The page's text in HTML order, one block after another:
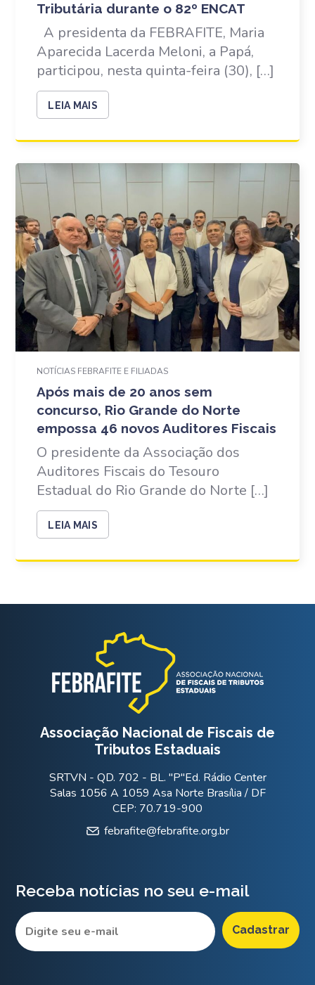
Tributária durante o 82º ENCAT
A presidenta da FEBRAFITE, Maria
Aparecida Lacerda Meloni, a Papá,
participou, nesta quinta-feira (30), […]
LEIA MAIS
NOTÍCIAS FEBRAFITE E FILIADAS
Após mais de 20 anos sem
concurso, Rio Grande do Norte
empossa 46 novos Auditores Fiscais
O presidente da Associação dos
Auditores Fiscais do Tesouro
Estadual do Rio Grande do Norte […]
LEIA MAIS
Associação Nacional de Fiscais de
Tributos Estaduais
SRTVN - QD. 702 - BL. "P"Ed. Rádio Center
Salas 1056 A 1059 Asa Norte Brasília / DF
CEP: 70.719-900
febrafite@febrafite.org.br
Receba notícias no seu e-mail